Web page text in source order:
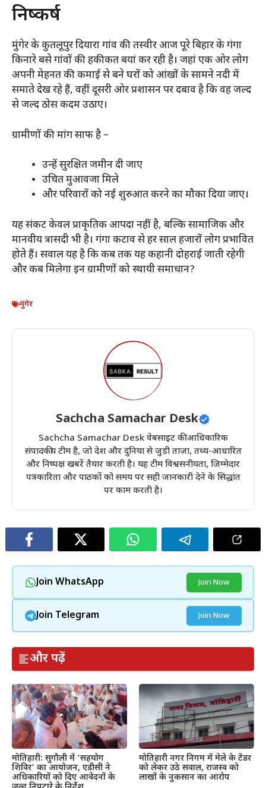
निष्कर्ष
मुंगेर के कुतलूपुर दियारा गांव की तस्वीर आज पूरे बिहार के गंगा
किनारे बसे गांवों की हकीकत बयां कर रही है। जहां एक ओर लोग
अपनी मेहनत की कमाई से बने घरों को आंखों के सामने नदी में
समाते देख रहे हैं, वहीं दूसरी ओर प्रशासन पर दबाव है कि वह जल्द
से जल्द ठोस कदम उठाए।
ग्रामीणों की मांग साफ है –
उन्हें सुरक्षित जमीन दी जाए
उचित मुआवजा मिले
और परिवारों को नई शुरुआत करने का मौका दिया जाए।
यह संकट केवल प्राकृतिक आपदा नहीं है, बल्कि सामाजिक और
मानवीय त्रासदी भी है। गंगा कटाव से हर साल हजारों लोग प्रभावित
होते हैं। सवाल यह है कि कब तक यह कहानी दोहराई जाती रहेगी
और कब मिलेगा इन ग्रामीणों को स्थायी समाधान?
मुंगेर
Sachcha Samachar Desk
Sachcha Samachar Desk वेबसाइट की आधिकारिक
संपादकीय टीम है, जो देश और दुनिया से जुड़ी ताज़ा, तथ्य-आधारित
और निष्पक्ष खबरें तैयार करती है। यह टीम विश्वसनीयता, ज़िम्मेदार
पत्रकारिता और पाठकों को समय पर सही जानकारी देने के सिद्धांत
पर काम करती है।
Join WhatsApp Join Now
Join Telegram Join Now
और पढ़ें
मोतिहारी: सुगौली में ‘सहयोग
शिविर’ का आयोजन, एडीसी ने
अधिकारियों को दिए आवेदनों के
मोतिहारी नगर निगम में मेले के टेंडर
को लेकर उठे सवाल, राजस्व को
लाखों के नुकसान का आरोप